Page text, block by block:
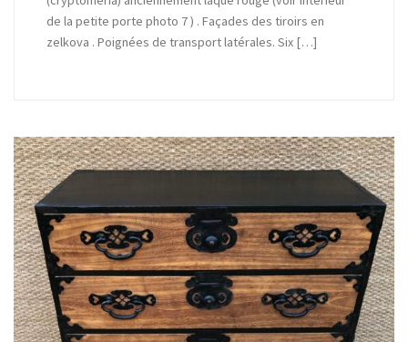
de la petite porte photo 7 ) . Façades des tiroirs en
zelkova . Poignées de transport latérales. Six […]